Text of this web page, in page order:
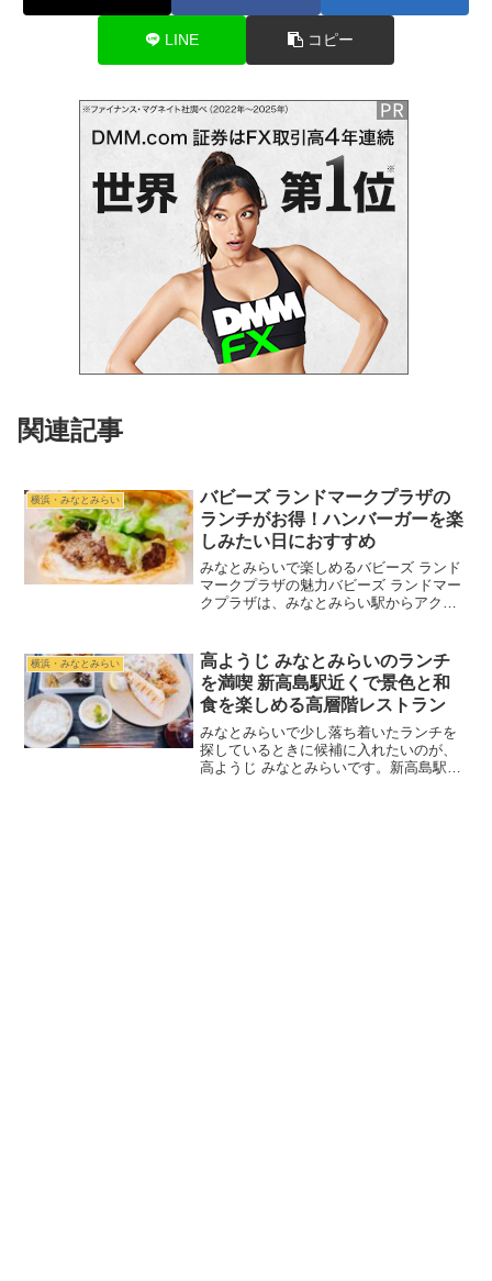
LINE コピー
関連記事
横浜・みなとみらい
バビーズ ランドマークプラザの
ランチがお得！ハンバーガーを楽
しみたい日におすすめ
みなとみらいで楽しめるバビーズ ランド
マークプラザの魅力バビーズ ランドマー
クプラザは、みなとみらい駅からアクセ
ーヨーク発のブランドらしく、店内の雰
囲気も料理の内容も...
横浜・みなとみらい
高ようじ みなとみらいのランチ
を満喫 新高島駅近くで景色と和
食を楽しめる高層階レストラン
みなとみらいで少し落ち着いたランチを
探しているときに候補に入れたいのが、
高ようじ みなとみらいです。新高島駅か